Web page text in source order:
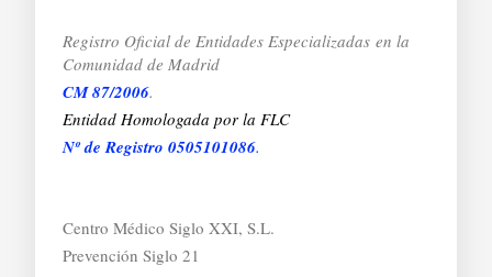
Registro Oficial de Entidades Especializadas en la
Comunidad de Madrid
CM 87/2006.
Entidad Homologada por la FLC
Nº de Registro 0505101086.
Centro Médico Siglo XXI, S.L.
Prevención Siglo 21